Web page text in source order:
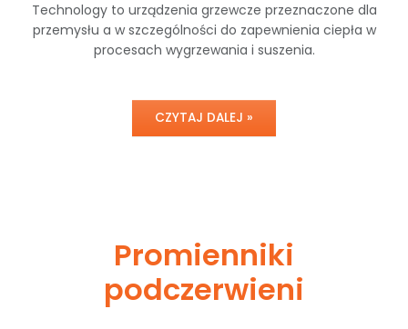
Technology to urządzenia grzewcze przeznaczone dla
przemysłu a w szczególności do zapewnienia ciepła w
procesach wygrzewania i suszenia.
CZYTAJ DALEJ »
Promienniki
podczerwieni